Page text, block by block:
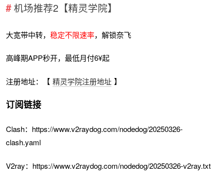
机场推荐2【精灵学院】
大宽带中转，稳定不限速率，解锁奈飞
高峰期APP秒开，最低月付6¥起
注册地址：【 精灵学院注册地址 】
订阅链接
Clash：https://www.v2raydog.com/nodedog/20250326-
clash.yaml
V2ray：https://www.v2raydog.com/nodedog/20250326-v2ray.txt